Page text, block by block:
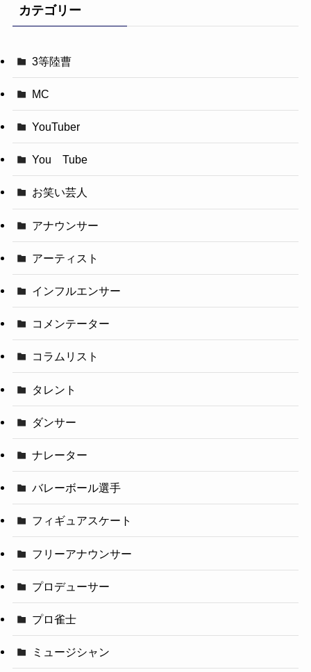
カテゴリー
3等陸曹
MC
YouTuber
You Tube
お笑い芸人
アナウンサー
アーティスト
インフルエンサー
コメンテーター
コラムリスト
タレント
ダンサー
ナレーター
バレーボール選手
フィギュアスケート
フリーアナウンサー
プロデューサー
プロ雀士
ミュージシャン